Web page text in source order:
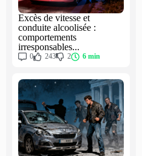
Excès de vitesse et
conduite alcoolisée :
comportements
irresponsables...
0 243 2 6 min